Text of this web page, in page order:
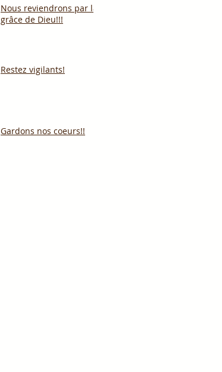
Nous reviendrons par la
grâce de Dieu!!!
Restez vigilants!
Gardons nos coeurs!!